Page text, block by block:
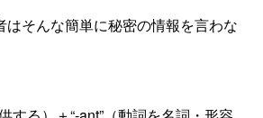
はそんな簡単に秘密の情報を言わな